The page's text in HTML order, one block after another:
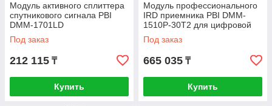
Модуль активного сплиттера
спутникового сигнала PBI
DMM-1701LD
Под заказ
212 115 ₸
Купить
Модуль профессионального
IRD приемника PBI DMM-
1510P-30T2 для цифровой
ГС PBI DMM-1000
Под заказ
665 035 ₸
Купить